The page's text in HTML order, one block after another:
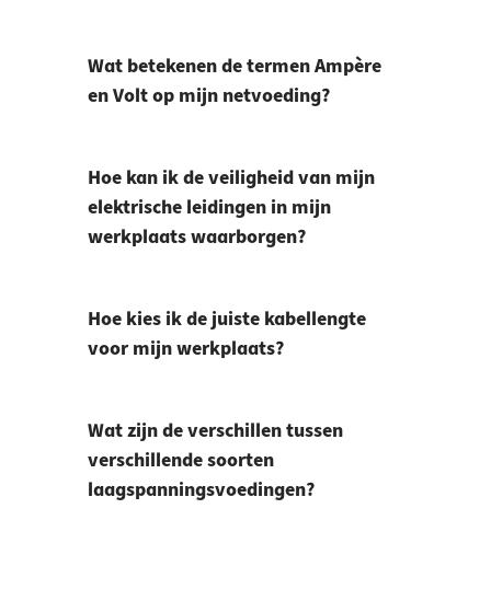
Wat betekenen de termen Ampère
en Volt op mijn netvoeding?
Hoe kan ik de veiligheid van mijn
elektrische leidingen in mijn
werkplaats waarborgen?
Hoe kies ik de juiste kabellengte
voor mijn werkplaats?
Wat zijn de verschillen tussen
verschillende soorten
laagspanningsvoedingen?